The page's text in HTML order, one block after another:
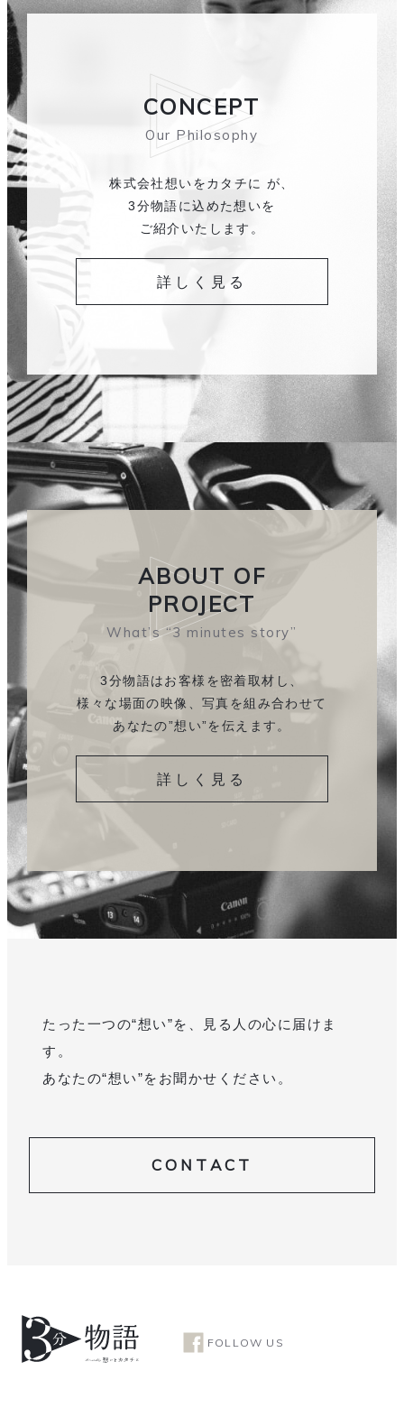
CONCEPT
Our Philosophy
株式会社想いをカタチに が、
3分物語に込めた想いを
ご紹介いたします。
詳しく見る
ABOUT OF
PROJECT
What’s “3 minutes story”
3分物語はお客様を密着取材し、
様々な場面の映像、 写真を組み合わせて
あなたの”想い”を伝えます。
詳しく見る
たった一つの“想い”を、見る人の心に届けま
す。
あなたの“想い”をお聞かせください。
CONTACT
FOLLOW US